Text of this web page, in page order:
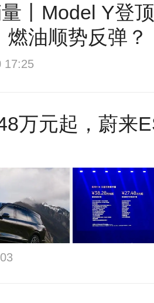
丨Model Y登
油顺势反弹？
17:25
万元起，蔚来